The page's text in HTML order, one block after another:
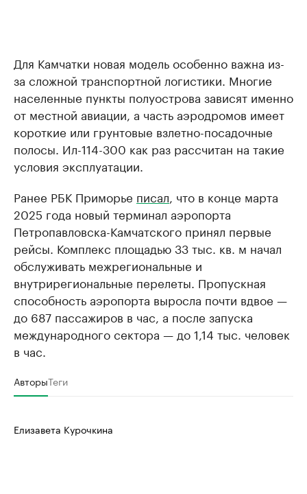
Для Камчатки новая модель особенно важна из-
за сложной транспортной логистики. Многие
населенные пункты полуострова зависят именно
от местной авиации, а часть аэродромов имеет
короткие или грунтовые взлетно-посадочные
полосы. Ил-114-300 как раз рассчитан на такие
условия эксплуатации.
Ранее РБК Приморье писал, что в конце марта
2025 года новый терминал аэропорта
Петропавловска-Камчатского принял первые
рейсы. Комплекс площадью 33 тыс. кв. м начал
обслуживать межрегиональные и
внутрирегиональные перелеты. Пропускная
способность аэропорта выросла почти вдвое —
до 687 пассажиров в час, а после запуска
международного сектора — до 1,14 тыс. человек
в час.
АвторыТеги
Елизавета Курочкина